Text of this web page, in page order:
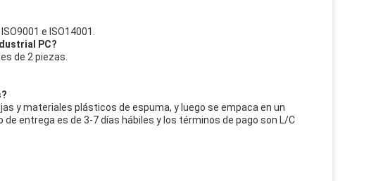
e ISO14001.
PC?
de 2 piezas.
y materiales plásticos de espuma, y luego se empaca en un
entrega es de 3-7 días hábiles y los términos de pago son L/C